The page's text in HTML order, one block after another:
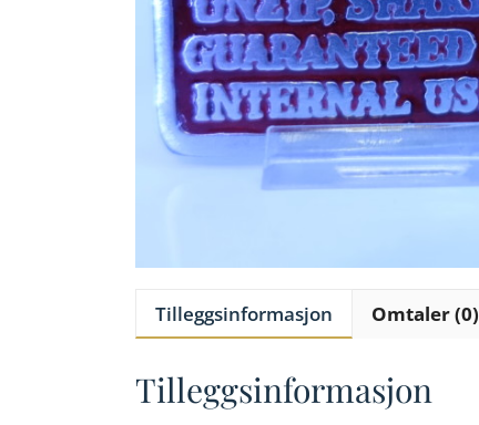
Tilleggsinformasjon Omtaler (0)
Tilleggsinformasjon